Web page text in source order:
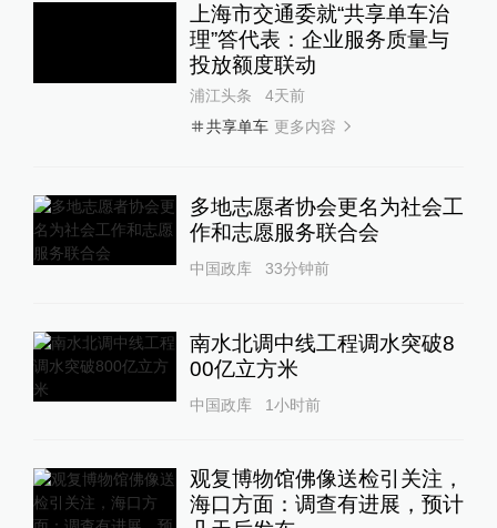
上海市交通委就“共享单车治
理”答代表：企业服务质量与
投放额度联动
浦江头条
4天前
共享单车 更多内容
多地志愿者协会更名为社会工
作和志愿服务联合会
中国政库 33分钟前
南水北调中线工程调水突破8
00亿立方米
中国政库 1小时前
观复博物馆佛像送检引关注，
海口方面：调查有进展，预计